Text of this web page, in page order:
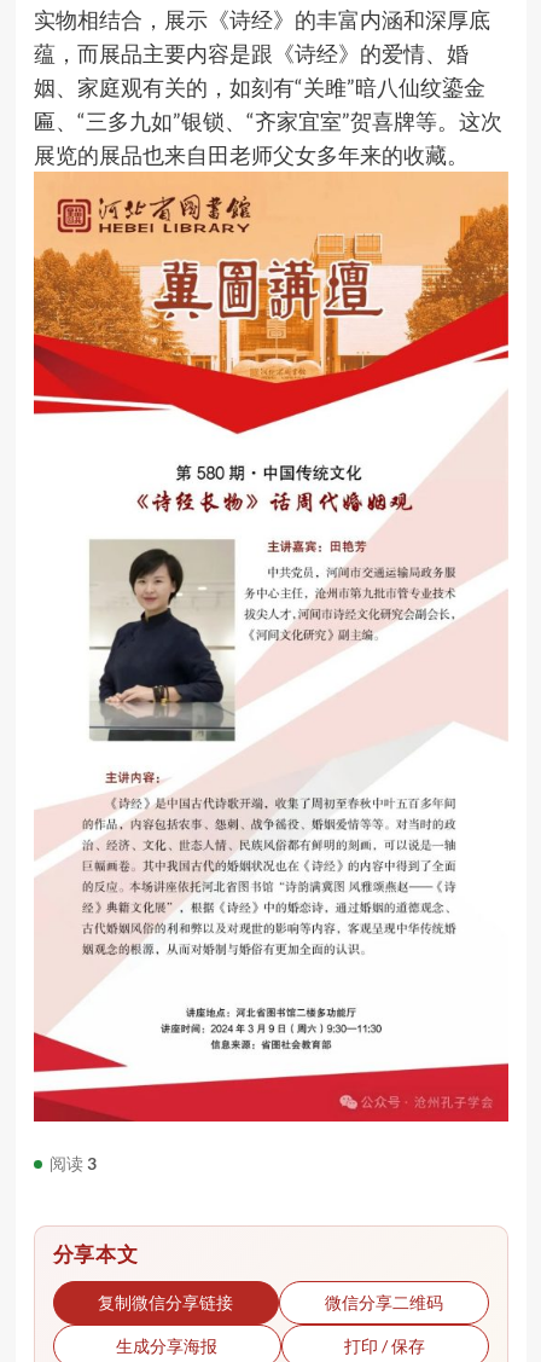
实物相结合，展示《诗经》的丰富内涵和深厚底
蕴，而展品主要内容是跟《诗经》的爱情、婚
姻、家庭观有关的，如刻有“关雎”暗八仙纹鎏金
匾、“三多九如”银锁、“齐家宜室”贺喜牌等。这次
展览的展品也来自田老师父女多年来的收藏。
阅读3
分享本文
复制微信分享链接 微信分享二维码
生成分享海报 打印 / 保存